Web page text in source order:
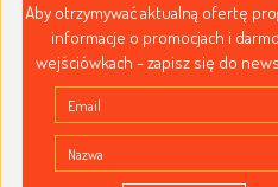
Aby otrzymywać aktualną ofertę
informacje o promocjach i
wejściówkach - zapisz się do